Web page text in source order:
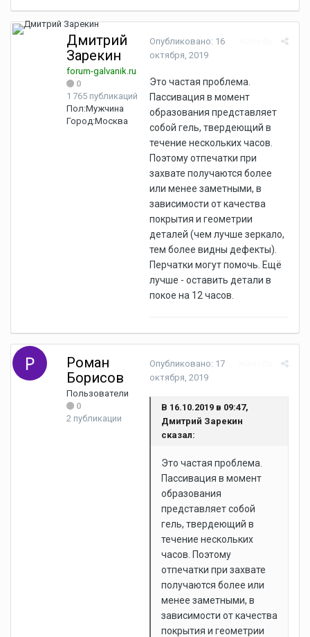
Дмитрий
Зарекин
forum-galvanik.ru
0
1 765 публикаций
Пол:Мужчина
Город:Москва
Опубликовано: 16
октября, 2019
Это частая проблема.
Пассивация в момент
образования представляет
собой гель, твердеющий в
течение нескольких часов.
Поэтому отпечатки при
захвате получаются более
или менее заметными, в
зависимости от качества
покрытия и геометрии
деталей (чем лучше зеркало,
тем более видны дефекты).
Перчатки могут помочь. Ещё
лучше - оставить детали в
покое на 12 часов.
Роман
Борисов
Пользователи
0
2 публикации
Опубликовано: 17
октября, 2019
В 16.10.2019 в 09:47,
Дмитрий Зарекин
сказал:
Это частая проблема.
Пассивация в момент
образования
представляет собой
гель, твердеющий в
течение нескольких
часов. Поэтому
отпечатки при захвате
получаются более или
менее заметными, в
зависимости от качества
покрытия и геометрии